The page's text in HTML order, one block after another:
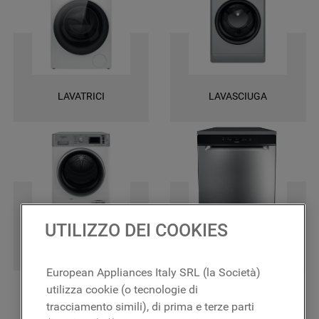
una garanzia di 2 anni su tutti i ricambi e la certezza di ottenere le
massime prestazioni.
LAVATRICI LAVASCIUGA
UTILIZZO DEI COOKIES
European Appliances Italy SRL (la Società)
utilizza cookie (o tecnologie di
tracciamento simili), di prima e terze parti